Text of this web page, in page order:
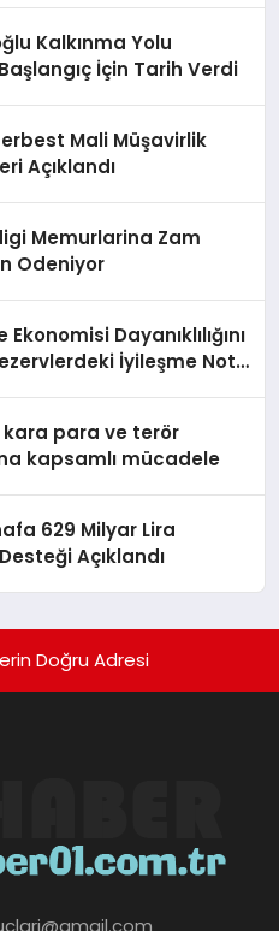
Kalkınma Yolu
İçin Tarih Verdi
Mali Müşavirlik
Açıklandı
Memurlarina Zam
Odeniyor
Dayanıklılığını
İyileşme Not
kara para ve terör
kapsamlı mücadele
629 Milyar Lira
Açıklandı
Doğru Adresi